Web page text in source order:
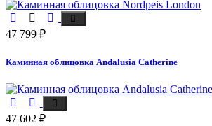
47 799 ₽
Каминная облицовка Andalusia Catherine
47 602 ₽